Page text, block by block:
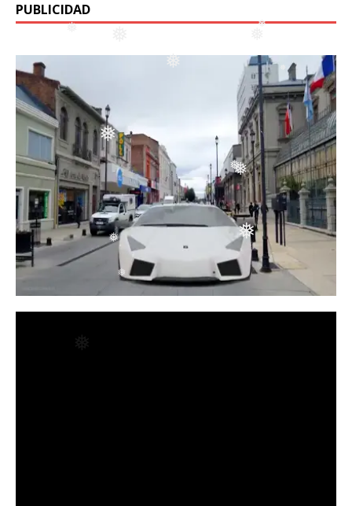
❅
❅
❅
❅
❅
❅
❅
❅
PUBLICIDAD